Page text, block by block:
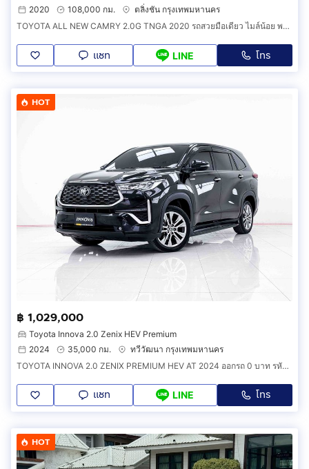
2020
108,000 กม.
ตลิ่งชัน กรุงเทพมหานคร
TOYOTA ALL NEW CAMRY 2.0G TNGA 2020 รถสวยมือเดียว ไมล์น้อย พร้อมใช้
แชท LINE โทร
HOT
฿ 1,029,000
Toyota Innova 2.0 Zenix HEV Premium
2024
35,000 กม.
ทวีวัฒนา กรุงเทพมหานคร
TOYOTA INNOVA 2.0 ZENIX PREMIUM HEV AT 2024 ออกรถ 0 บาท รหัสรถ 6B859
แชท LINE โทร
HOT